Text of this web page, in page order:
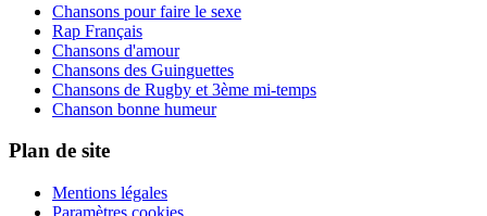
Chansons pour faire le sexe
Rap Français
Chansons d'amour
Chansons des Guinguettes
Chansons de Rugby et 3ème mi-temps
Chanson bonne humeur
Plan de site
Mentions légales